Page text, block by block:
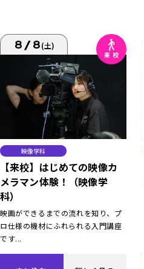
8/8(土)
映像学科
【来校】はじめての映像カ
メラマン体験！（映像学
科）
映画ができるまでの流れを知り、プ
ロ仕様の機材にふれられる入門講座
です...